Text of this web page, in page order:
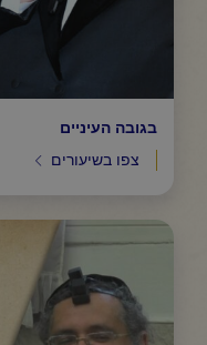
בגובה העיניים
צפו בשיעורים